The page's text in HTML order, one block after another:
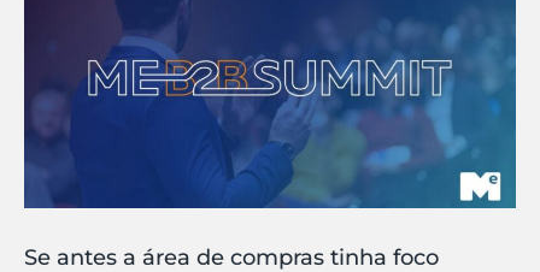
Se antes a área de compras tinha foco